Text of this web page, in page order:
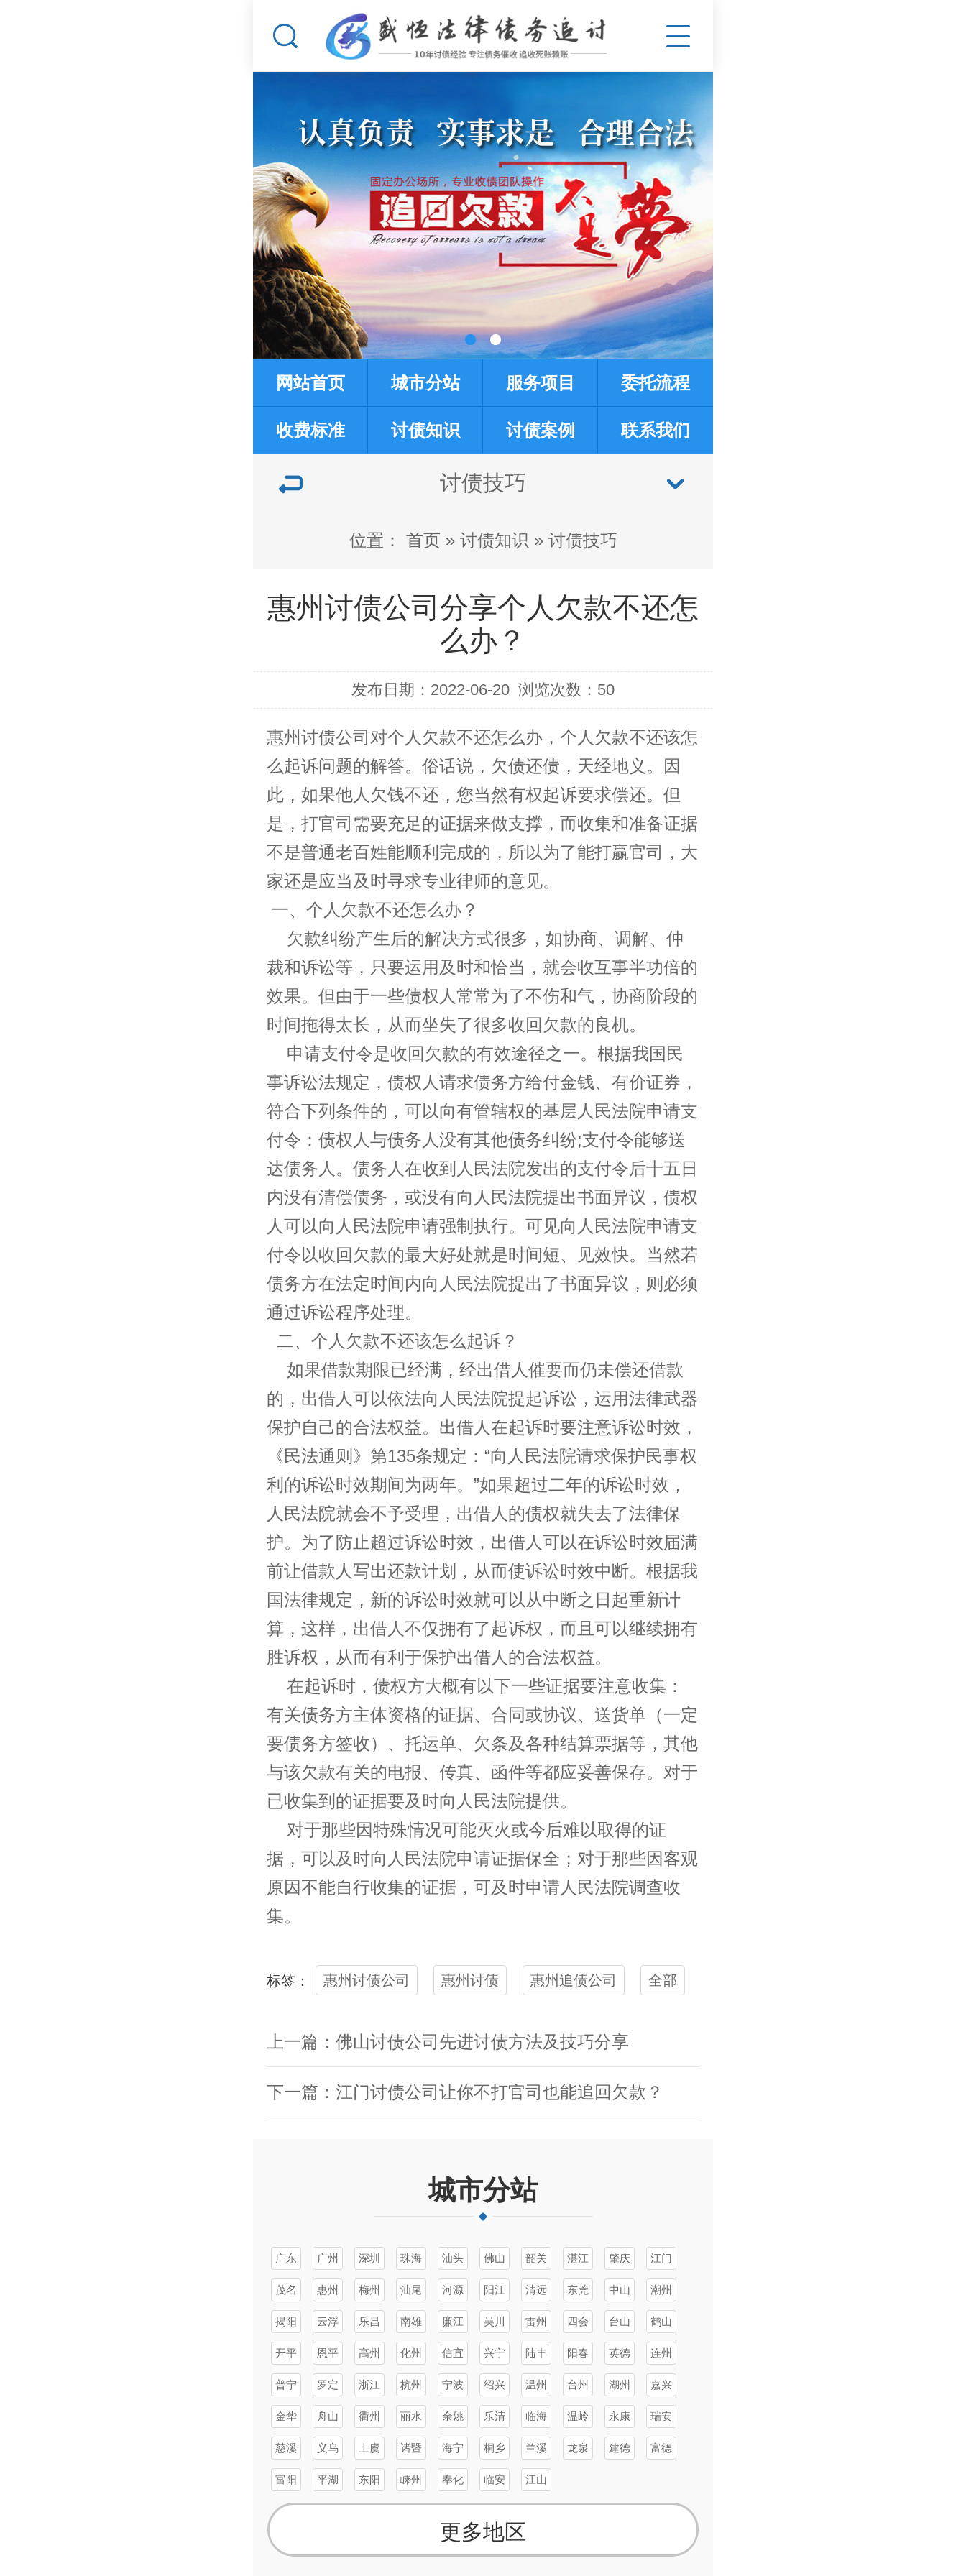
网站首页 城市分站 服务项目 委托流程
收费标准 讨债知识 讨债案例 联系我们
讨债技巧
位置： 首页 » 讨债知识 » 讨债技巧
惠州讨债公司分享个人欠款不还怎
么办？
发布日期：2022-06-20 浏览次数： 50
惠州讨债公司 对个人欠款不还怎么办，个人欠款不还该怎
么起诉问题的解答。俗话说，欠债还债，天经地义。因
此，如果他人欠钱不还，您当然有权起诉要求偿还。但
是，打官司需要充足的证据来做支撑，而收集和准备证据
不是普通老百姓能顺利完成的，所以为了能打赢官司，大
家还是应当及时寻求专业律师的意见。
一、个人欠款不还怎么办？
欠款纠纷产生后的解决方式很多，如协商、调解、仲
裁和诉讼等，只要运用及时和恰当，就会收互事半功倍的
效果。但由于一些债权人常常为了不伤和气，协商阶段的
时间拖得太长，从而坐失了很多收回欠款的良机。
申请支付令是收回欠款的有效途径之一。根据我国民
事诉讼法规定，债权人请求债务方给付金钱、有价证券，
符合下列条件的，可以向有管辖权的基层人民法院申请支
付令：债权人与债务人没有其他债务纠纷;支付令能够送
达债务人。债务人在收到人民法院发出的支付令后十五日
内没有清偿债务，或没有向人民法院提出书面异议，债权
人可以向人民法院申请强制执行。可见向人民法院申请支
付令以收回欠款的最大好处就是时间短、见效快。当然若
债务方在法定时间内向人民法院提出了书面异议，则必须
通过诉讼程序处理。
二、个人欠款不还该怎么起诉？
如果借款期限已经满，经出借人催要而仍未偿还借款
的，出借人可以依法向人民法院提起诉讼，运用法律武器
保护自己的合法权益。出借人在起诉时要注意诉讼时效，
《民法通则》第135条规定：“向人民法院请求保护民事权
利的诉讼时效期间为两年。”如果超过二年的诉讼时效，
人民法院就会不予受理，出借人的债权就失去了法律保
护。为了防止超过诉讼时效，出借人可以在诉讼时效届满
前让借款人写出还款计划，从而使诉讼时效中断。根据我
国法律规定，新的诉讼时效就可以从中断之日起重新计
算，这样，出借人不仅拥有了起诉权，而且可以继续拥有
胜诉权，从而有利于保护出借人的合法权益。
在起诉时，债权方大概有以下一些证据要注意收集：
有关债务方主体资格的证据、合同或协议、送货单（一定
要债务方签收）、托运单、欠条及各种结算票据等，其他
与该欠款有关的电报、传真、函件等都应妥善保存。对于
已收集到的证据要及时向人民法院提供。
对于那些因特殊情况可能灭火或今后难以取得的证
据，可以及时向人民法院申请证据保全；对于那些因客观
原因不能自行收集的证据，可及时申请人民法院调查收
集。
标签： 惠州讨债公司 惠州讨债 惠州追债公司 全部
上一篇：佛山讨债公司先进讨债方法及技巧分享
下一篇：江门讨债公司让你不打官司也能追回欠款？
城市分站
广东 广州 深圳 珠海 汕头 佛山 韶关 湛江 肇庆 江门
茂名 惠州 梅州 汕尾 河源 阳江 清远 东莞 中山 潮州
揭阳 云浮 乐昌 南雄 廉江 吴川 雷州 四会 台山 鹤山
开平 恩平 高州 化州 信宜 兴宁 陆丰 阳春 英德 连州
普宁 罗定 浙江 杭州 宁波 绍兴 温州 台州 湖州 嘉兴
金华 舟山 衢州 丽水 余姚 乐清 临海 温岭 永康 瑞安
慈溪 义乌 上虞 诸暨 海宁 桐乡 兰溪 龙泉 建德 富德
富阳 平湖 东阳 嵊州 奉化 临安 江山
更多地区